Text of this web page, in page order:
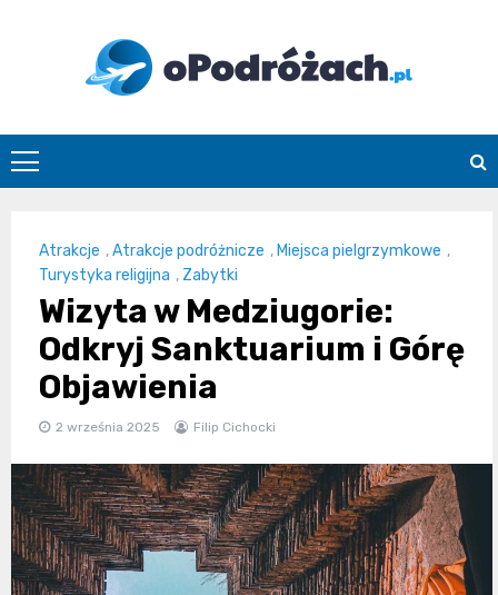
O
Podróżach
Atrakcje ,Atrakcje podróżnicze , Miejsca pielgrzymkowe ,
Turystyka religijna , Zabytki
Wizyta w Medziugorie:
Odkryj Sanktuarium i Górę
Objawienia
2 września 2025 Filip Cichocki